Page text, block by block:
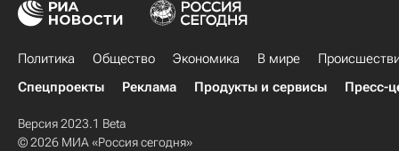
Политика Общество Экономика В мире
Спецпроекты
Реклама Продукты и сервисы Пресс-
Версия 2023.1 Beta
© 2026 МИА «Россия сегодня»